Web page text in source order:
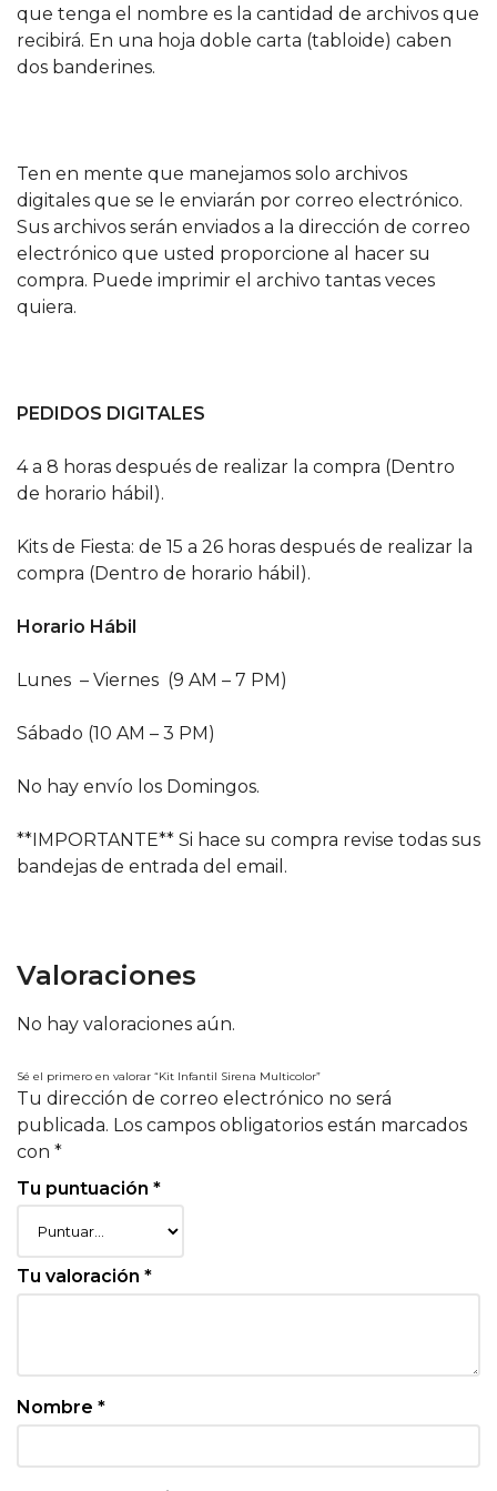
que tenga el nombre es la cantidad de archivos que
recibirá. En una hoja doble carta (tabloide) caben
dos banderines.
Ten en mente que manejamos solo archivos
digitales que se le enviarán por correo electrónico.
Sus archivos serán enviados a la dirección de correo
electrónico que usted proporcione al hacer su
compra. Puede imprimir el archivo tantas veces
quiera.
PEDIDOS DIGITALES
4 a 8 horas después de realizar la compra (Dentro
de horario hábil).
Kits de Fiesta: de 15 a 26 horas después de realizar la
compra (Dentro de horario hábil).
Horario Hábil
Lunes – Viernes (9 AM – 7 PM)
Sábado (10 AM – 3 PM)
No hay envío los Domingos.
**IMPORTANTE** Si hace su compra revise todas sus
bandejas de entrada del email.
Valoraciones
No hay valoraciones aún.
Sé el primero en valorar “Kit Infantil Sirena Multicolor”
Tu dirección de correo electrónico no será
publicada. Los campos obligatorios están marcados
con *
Tu puntuación *
Tu valoración *
Nombre *